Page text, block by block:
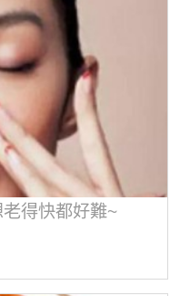
得快都好難~